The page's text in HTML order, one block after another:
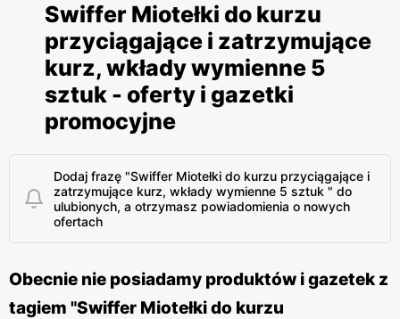
Swiffer Miotełki do kurzu
przyciągające i zatrzymujące
kurz, wkłady wymienne 5
sztuk - oferty i gazetki
promocyjne
Dodaj frazę "Swiffer Miotełki do kurzu przyciągające i
zatrzymujące kurz, wkłady wymienne 5 sztuk " do
ulubionych, a otrzymasz powiadomienia o nowych
ofertach
Obecnie nie posiadamy produktów i gazetek z
tagiem "Swiffer Miotełki do kurzu